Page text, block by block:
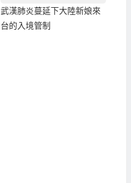
武漢肺炎蔓延下大陸新娘來
台的入境管制